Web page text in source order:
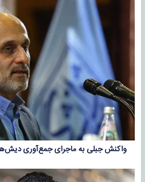
واکنش جبلی به ماجرای جمع‌آوری